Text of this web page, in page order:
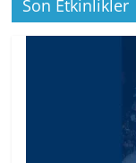
Son Etkinlikler